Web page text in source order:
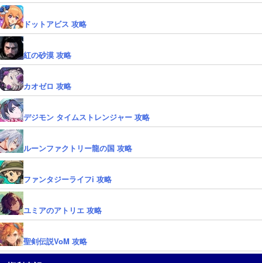
ドットアビス 攻略
紅の砂漠 攻略
カオゼロ 攻略
デジモン タイムストレンジャー 攻略
ルーンファクトリー龍の国 攻略
ファンタジーライフi 攻略
ユミアのアトリエ 攻略
聖剣伝説VoM 攻略